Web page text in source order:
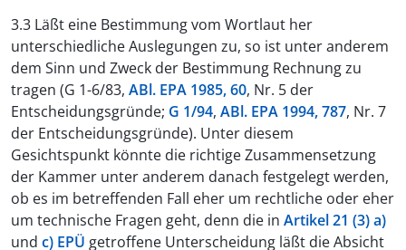
3.3 Läßt eine Bestimmung vom Wortlaut her
unterschiedliche Auslegungen zu, so ist unter anderem
dem Sinn und Zweck der Bestimmung Rechnung zu
tragen (G 1-6/83, ABl. EPA 1985, 60, Nr. 5 der
Entscheidungsgründe; G 1/94, ABl. EPA 1994, 787, Nr. 7
der Entscheidungsgründe). Unter diesem
Gesichtspunkt könnte die richtige Zusammensetzung
der Kammer unter anderem danach festgelegt werden,
ob es im betreffenden Fall eher um rechtliche oder eher
um technische Fragen geht, denn die in Artikel 21 (3) a)
und c) EPÜ getroffene Unterscheidung läßt die Absicht